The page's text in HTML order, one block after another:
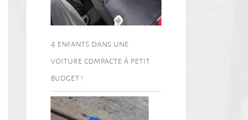
4 enfants dans une
voiture compacte à petit
budget !